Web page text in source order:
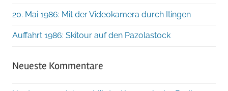
20. Mai 1986: Mit der Videokamera durch Itingen
Auffahrt 1986: Skitour auf den Pazolastock
Neueste Kommentare